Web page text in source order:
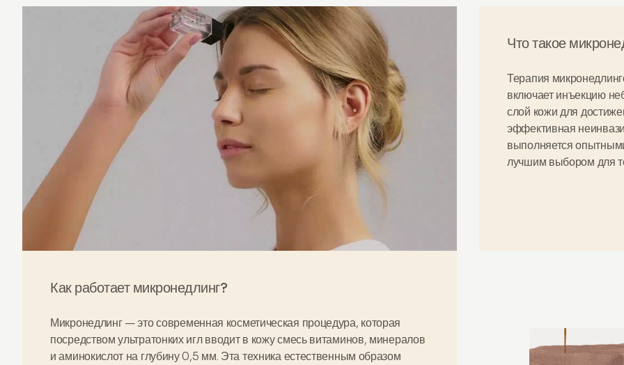
Что такое
Терапия
включает инъекцию
слой кожидля
эффективная
выполняется
лучшим выбором для
Как работает микронедлинг?
Микронедлинг — этосовременная косметическая процедура, которая
посредством ультратонких игл вводит в кожу смесь витаминов, минералов
и аминокислот на глубину 0,5 мм. Эта техника естественным образом